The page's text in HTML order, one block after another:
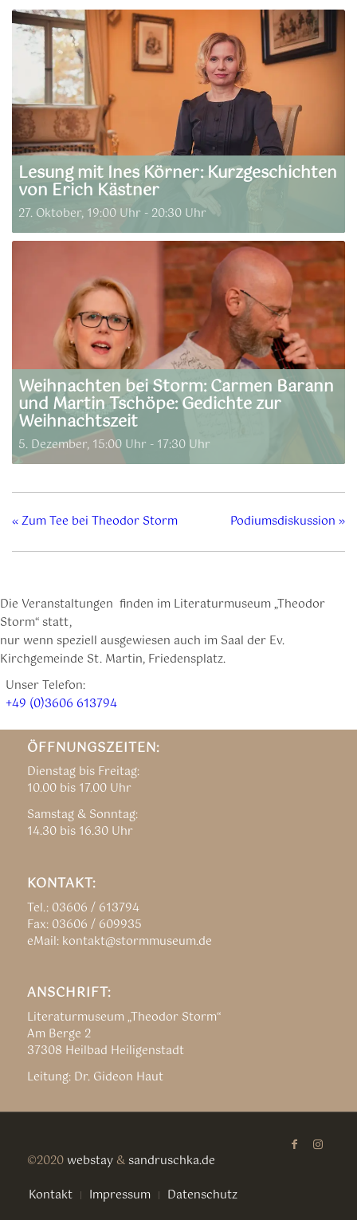
Lesung mit Ines Körner: Kurzgeschichten
von Erich Kästner
27. Oktober, 19:00 Uhr - 20:30 Uhr
Weihnachten bei Storm: Carmen Barann
und Martin Tschöpe: Gedichte zur
Weihnachtszeit
5. Dezember, 15:00 Uhr - 17:30 Uhr
«Zum Tee bei Theodor Storm Podiumsdiskussion »
Die Veranstaltungen finden im Literaturmuseum „Theodor
Storm“ statt,
nur wenn speziell ausgewiesen auch im Saal der Ev.
Kirchgemeinde St. Martin, Friedensplatz.
Unser Telefon:
+49 (0)3606 613794
ÖFFNUNGSZEITEN:
Dienstag bis Freitag:
10.00 bis 17.00 Uhr
Samstag & Sonntag:
14.30 bis 16.30 Uhr
KONTAKT:
Tel.: 03606 / 613794
Fax: 03606 / 609935
eMail: kontakt@stormmuseum.de
ANSCHRIFT:
Literaturmuseum „Theodor Storm“
Am Berge 2
37308 Heilbad Heiligenstadt
Leitung: Dr. Gideon Haut
©2020 webstay&sandruschka.de
Kontakt
Impressum Datenschutz